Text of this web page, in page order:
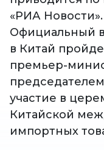
«РИА Новости».
Официальный
в Китай
премьер-
участие в
Китайской
импортных